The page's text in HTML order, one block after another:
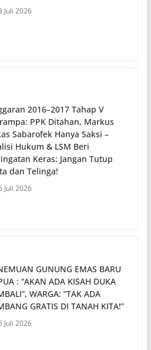
Juli 2026
2016–2017 Tahap V
PPK Ditahan, Markus
Sabarofek Hanya Saksi –
Hukum & LSM Beri
Keras: Jangan Tutup
dan Telinga!
Juli 2026
GUNUNG EMAS BARU
: “AKAN ADA KISAH DUKA
WARGA: “TAK ADA
GRATIS DI TANAH KITA!”
Juli 2026